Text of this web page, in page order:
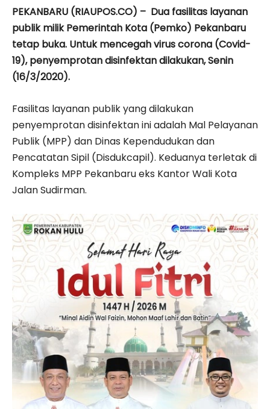
PEKANBARU (RIAUPOS.CO) – Dua fasilitas layanan
publik milik Pemerintah Kota (Pemko) Pekanbaru
tetap buka. Untuk mencegah virus corona (Covid-
19), penyemprotan disinfektan dilakukan, Senin
(16/3/2020).
Fasilitas layanan publik yang dilakukan
penyemprotan disinfektan ini adalah Mal Pelayanan
Publik (MPP) dan Dinas Kependudukan dan
Pencatatan Sipil (Disdukcapil). Keduanya terletak di
Kompleks MPP Pekanbaru eks Kantor Wali Kota
Jalan Sudirman.